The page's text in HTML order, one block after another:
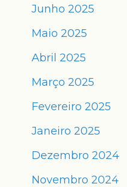
Junho 2025
Maio 2025
Abril 2025
Março 2025
Fevereiro 2025
Janeiro 2025
Dezembro 2024
Novembro 2024